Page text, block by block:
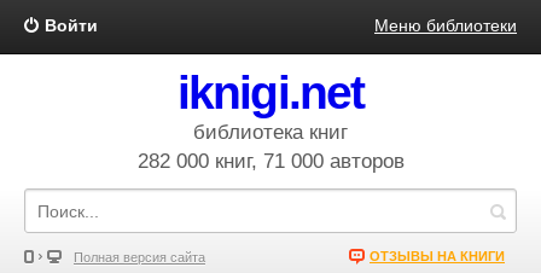
Войти Меню библиотеки
iknigi.net
библиотека книг
282 000 книг, 71 000 авторов
Полная версия сайта ОТЗЫВЫ НА КНИГИ